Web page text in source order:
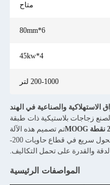
متاح
80mm*6
45kw*4
200-1000 لتر
الاستهلاكية والصناعية في الهند
زجاجات بلاستيكية ذات طبقة
تم تصميم هذه الآلة
خصيصًا للشركات الهندية المصنعة التي تبحث عن تحول سريع في قطاع حاويات 200-
المواصفات الرئيسية